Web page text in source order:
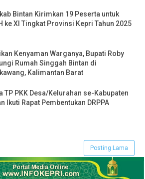
Bintan Kirimkan 19 Peserta untuk
ke XI Tingkat Provinsi Kepri Tahun 2025
Kenyaman Warganya, Bupati Roby
Rumah Singgah Bintan di
Kalimantan Barat
TP PKK Desa/Kelurahan se-Kabupaten
Ikuti Rapat Pembentukan DRPPA
Posting Lama